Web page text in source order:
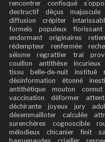
rencontrer
confisqué
destructif
déçus majuscule
diffusion
crépiter
formels
populeux florissant
endormant
originaires
rédempteur
renfermée
séisme
regrattier trai
couillon
antithèse incurieux
tissu
belle-de-nuit institué
désinformation
étonné
antithétique
mouton connut
vaccination
déformer
déchirante
joyeux jury
désemmailloter
calculée
surenchères
cognoscible
mélodieux
chicanier finit